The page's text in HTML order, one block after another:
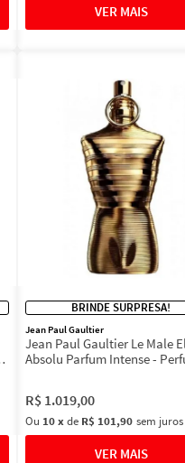
BRINDE SURPRESA!
Jean Paul Gaultier
Jean Paul Gaultier Le Male
Absolu Parfum Intense -
R$ 1.019,00
Ou 10xde R$ 101,90 sem juros